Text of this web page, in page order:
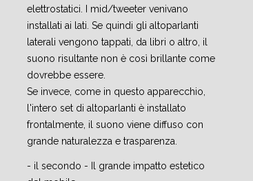
elettrostatici. I mid/tweeter venivano
installati ai lati. Se quindi gli altoparlanti
laterali vengono tappati, da libri o altro, il
suono risultante non è così brillante come
dovrebbe essere.
Se invece, come in questo apparecchio,
l'intero set di altoparlanti è installato
frontalmente, il suono viene diffuso con
grande naturalezza e trasparenza.
- il secondo - Il grande impatto estetico